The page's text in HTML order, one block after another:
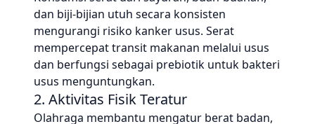
dan biji-bijian utuh secara konsisten
mengurangi risiko kanker usus. Serat
mempercepat transit makanan melalui usus
dan berfungsi sebagai prebiotik untuk bakteri
usus menguntungkan.
2. Aktivitas Fisik Teratur
Olahraga membantu mengatur berat badan,